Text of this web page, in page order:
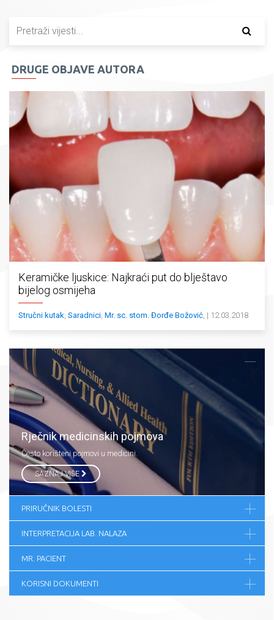
DRUGE OBJAVE AUTORA
Keramičke ljuskice: Najkraći put do blještavo
bijelog osmijeha
Stručni kutak, Saradnici, Mr. sc. stom. Đorđe Božović, | 12.03.2018
Rječnik medicinskih pojmova
Često korišteni pojmovi u medicini.
SAZNAJ VIŠE
PRIRUČNIK BOLESTI
INTERPRETACIJA LAB. NALAZA
MR. PACIENT
KORISNI DOKUMENTI